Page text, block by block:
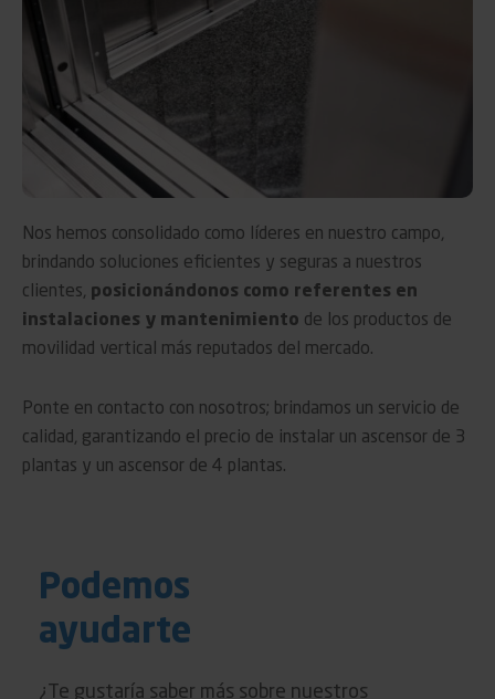
Nos hemos consolidado como líderes en nuestro campo,
brindando soluciones eficientes y seguras a nuestros
clientes, posicionándonos como referentes en
instalaciones y mantenimiento de los productos de
movilidad vertical más reputados del mercado.
Ponte en contacto con nosotros; brindamos un servicio de
calidad, garantizando el precio de instalar un ascensor de 3
plantas y un ascensor de 4 plantas.
Podemos
ayudarte
¿Te gustaría saber más sobre nuestros